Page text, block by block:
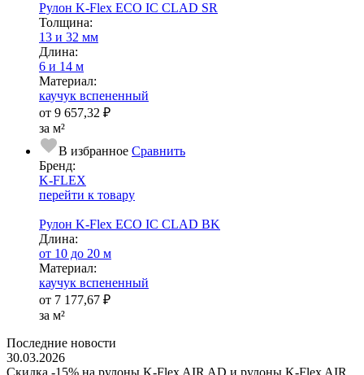
Рулон K-Flex ECO IC CLAD SR
Тол­щи­на:
13 и 32 мм
Длина:
6 и 14 м
Ма­­те­­ри­­ал:
каучук вспененный
от 9 657,32 ₽
за м²
В избранное Сравнить
Бренд:
K-FLEX
перейти к товару
Рулон K-Flex ECO IC CLAD BK
Длина:
от 10 до 20 м
Ма­­те­­ри­­ал:
каучук вспененный
от 7 177,67 ₽
за м²
Последние новости
30.03.2026